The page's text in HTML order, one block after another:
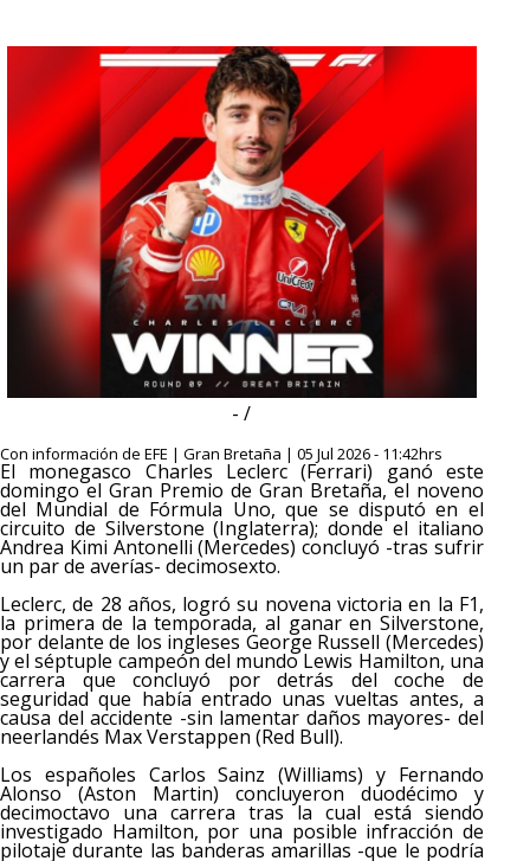
- /
Con información de EFE | Gran Bretaña | 05 Jul 2026 - 11:42hrs
El monegasco Charles Leclerc (Ferrari) ganó este
domingo el Gran Premio de Gran Bretaña, el noveno
del Mundial de Fórmula Uno, que se disputó en el
circuito de Silverstone (Inglaterra); donde el italiano
Andrea Kimi Antonelli (Mercedes) concluyó -tras sufrir
un par de averías- decimosexto.
Leclerc, de 28 años, logró su novena victoria en la F1,
la primera de la temporada, al ganar en Silverstone,
por delante de los ingleses George Russell (Mercedes)
y el séptuple campeón del mundo Lewis Hamilton, una
carrera que concluyó por detrás del coche de
seguridad que había entrado unas vueltas antes, a
causa del accidente -sin lamentar daños mayores- del
neerlandés Max Verstappen (Red Bull).
Los españoles Carlos Sainz (Williams) y Fernando
Alonso (Aston Martin) concluyeron duodécimo y
decimoctavo una carrera tras la cual está siendo
investigado Hamilton, por una posible infracción de
pilotaje durante las banderas amarillas -que le podría